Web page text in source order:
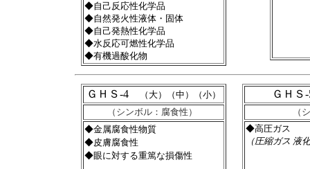
◆自己反応性化学品
◆自然発火性液体・固体
◆自己発熱性化学品
◆水反応可燃性化学品
◆有機過酸化物
ＧＨＳ-4
（大）（中）（小）
（シンボル：腐食性）
◆金属腐食性物質
◆皮膚腐食性
◆眼に対する重篤な損傷性
ＧＨ
（
◆高圧ガス
（圧縮ガス 液